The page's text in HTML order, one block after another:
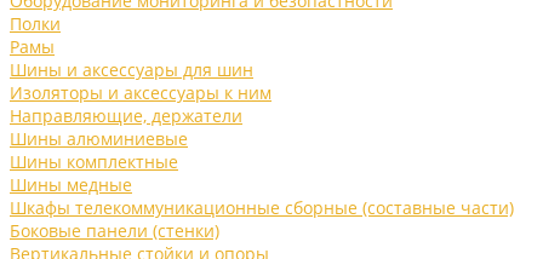
Полки
Рамы
Шины и аксессуары для шин
Изоляторы и аксессуары к ним
Направляющие, держатели
Шины алюминиевые
Шины комплектные
Шины медные
Шкафы телекоммуникационные сборные (составные части)
Боковые панели (стенки)
Вертикальные стойки и опоры